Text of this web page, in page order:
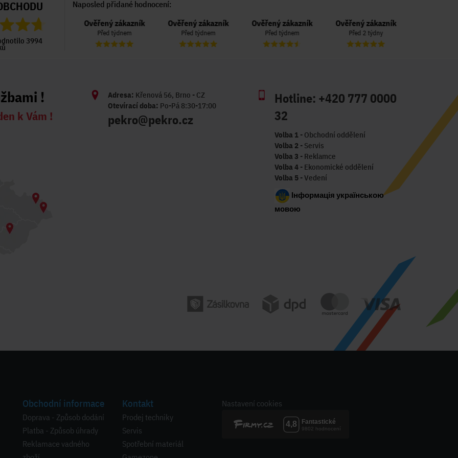
3994
Naposled přidané hodnocení:
Ověřený zákazník
Před 6 dny
Ověřený zákazník
Před týdnem
Ověřený zákazník
Před týdnem
Ověřený zákazník
Před týdnem
Ověřený zákazník
Před 2 týdny
!
k Vám !
Adresa: Křenová 56, Brno - CZ
Otevírací doba: Po-Pá 8:30-17:00
pekro@pekro.cz
Hotline: +420 777 0000
32
Volba 1 - Obchodní oddělení
Volba 2 - Servis
Volba 3 - Reklamce
Volba 4 - Ekonomické oddělení
Volba 5 - Vedení
Інформація українською
мовою
Obchodní informace
Doprava - Způsob dodání
Platba - Způsob úhrady
Reklamace vadného
Kontakt
Prodej techniky
Servis
Spotřební materiál
Nastavení cookies